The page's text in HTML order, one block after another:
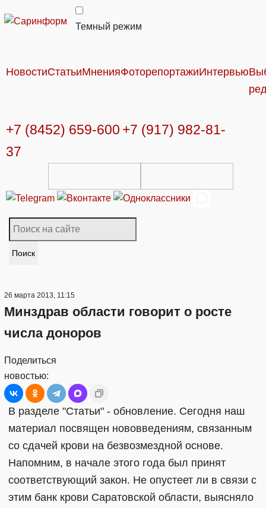
Темный режим
НовостиСтатьиМненияФоторепортажиИнтервью
+7 (8452) 659-600 +7 (917) 982-81-
37
Поиск
26 марта 2013, 11:15
Минздрав области говорит о росте
числа доноров
Поделиться
новостью:
В разделе "Статьи" - обновление. Сегодня наш
материал посвящен нововведениям, связанным
со сдачей крови на безвозмездной основе.
Напомним, в начале этого года был принят
соответствующий закон. Не опустеет ли в связи с
этим банк крови Саратовской области, выясняло